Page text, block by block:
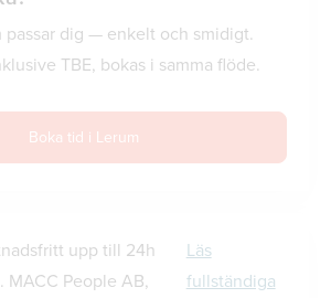
passar dig — enkelt och smidigt.
TBE, bokas i samma flöde.
Boka tid i Lerum
upp till 24h
MACC People AB,
Läs
fullständiga